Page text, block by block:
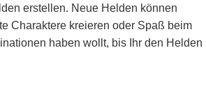
erstellen. Neue Helden können
Charaktere kreieren oder Spaß beim
haben wollt, bis Ihr den Helden